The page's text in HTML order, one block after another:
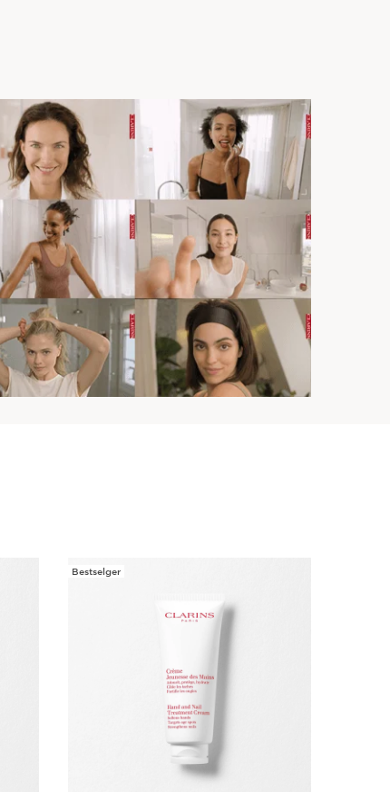
Bestselger